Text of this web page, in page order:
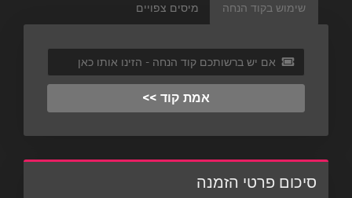
שימוש בקוד הנחה מיסים צפויים
אמת קוד >>
סיכום פרטי הזמנה